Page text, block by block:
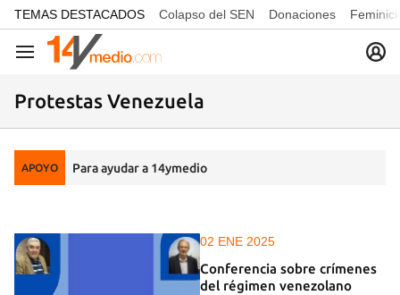
common.go-to-content
TEMAS DESTACADOS Colapso del SEN Donaciones
Navegación
Protestas Venezuela
APOYO Para ayudar a 14ymedio
02 ENE 2025
Conferencia sobre crímenes
del régimen venezolano